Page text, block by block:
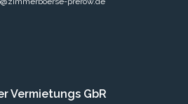
Vermietungs GbR